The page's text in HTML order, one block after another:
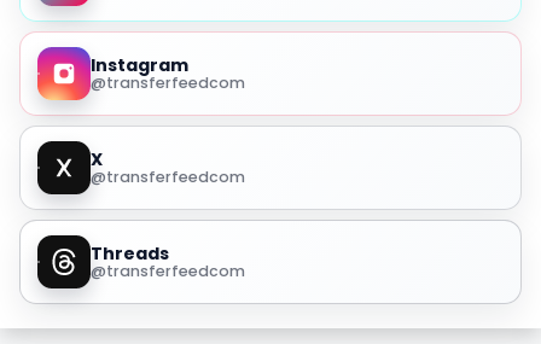
Instagram
@transferfeedcom
X
@transferfeedcom
Threads
@transferfeedcom